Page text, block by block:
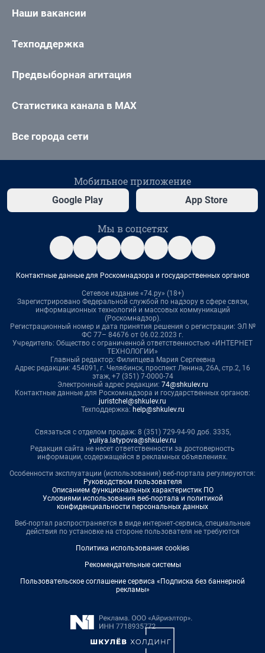
Наши вакансии
Техподдержка
Предвыборная агитация
Статистика канала в MAX
Все города сети
Мобильное приложение
Google Play App Store
Мы в соцсетях
Контактные данные для Роскомнадзора и государственных органов
Сетевое издание «74.ру» (18+)
Зарегистрировано Федеральной службой по надзору в сфере связи,
информационных технологий и массовых коммуникаций
(Роскомнадзор).
Регистрационный номер и дата принятия решения о регистрации: ЭЛ №
ФС 77– 84676 от 06.02.2023 г.
Учредитель: Общество с ограниченной ответственностью «ИНТЕРНЕТ
ТЕХНОЛОГИИ»
Главный редактор: Филипцева Мария Сергеевна
Адрес редакции: 454091, г. Челябинск, проспект Ленина, 26А, стр.2, 16
этаж, +7 (351) 7-0000-74
Электронный адрес редакции: 74@shkulev.ru
Контактные данные для Роскомнадзора и государственных органов:
juristchel@shkulev.ru
Техподдержка: help@shkulev.ru
Связаться с отделом продаж: 8 (351) 729-94-90 доб. 3335,
yuliya.latypova@shkulev.ru
Редакция сайта не несет ответственности за достоверность
информации, содержащейся в рекламных объявлениях.
Особенности эксплуатации (использования) веб-портала регулируются:
Руководством пользователя
Описанием функциональных характеристик ПО
Условиями использования веб-портала и политикой
конфиденциальности персональных данных
Веб-портал распространяется в виде интернет-сервиса, специальные
действия по установке на стороне пользователя не требуются
Политика использования cookies
Рекомендательные системы
Пользовательское соглашение сервиса «Подписка без баннерной
рекламы»